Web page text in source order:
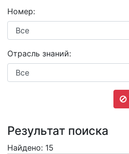
Номер:
Отрасль знаний:
Результат поиска
Найдено: 15